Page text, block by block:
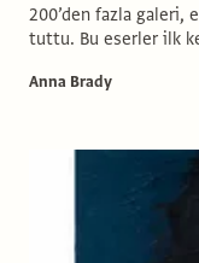
200’den fazla galeri,
tuttu. Bu eserler ilk
Anna Brady